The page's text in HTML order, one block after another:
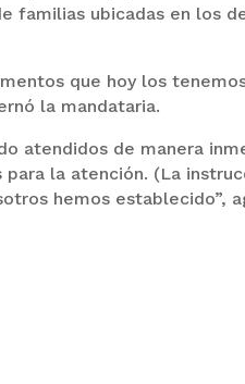
familias ubicadas en los
que hoy los
la mandataria.
atendidos de manera
la atención. (La
hemos establecido”,